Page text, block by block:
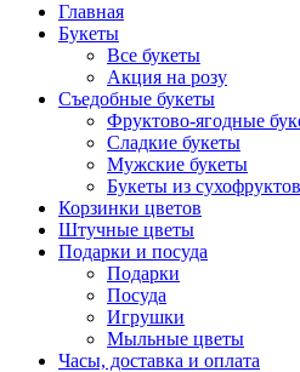
Главная
Букеты
Все букеты
Акция на розу
Съедобные букеты
Фруктово-ягодные
Сладкие букеты
Мужские букеты
Букеты из
Корзинки цветов
Штучные цветы
Подарки и посуда
Подарки
Посуда
Игрушки
Мыльные цветы
Часы, доставка и оплата